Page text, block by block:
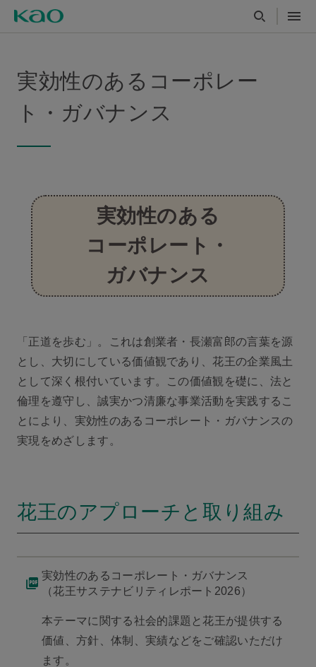
実効性のあるコーポレー
ト・ガバナンス
実効性のある
コーポレート・
ガバナンス
「正道を歩む」。これは創業者・長瀬富郎の言葉を源
とし、大切にしている価値観であり、花王の企業風土
として深く根付いています。この価値観を礎に、法と
倫理を遵守し、誠実かつ清廉な事業活動を実践するこ
とにより、実効性のあるコーポレート・ガバナンスの
実現をめざします。
花王のアプローチと取り組み
実効性のあるコーポレート・ガバナンス
（花王サステナビリティレポート2026）
本テーマに関する社会的課題と花王が提供する
価値、方針、体制、実績などをご確認いただけ
ます。